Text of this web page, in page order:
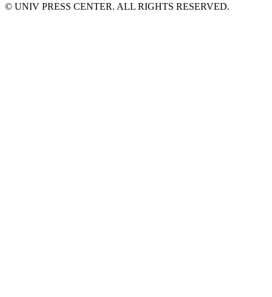
© UNIV PRESS CENTER. ALL RIGHTS RESERVED.